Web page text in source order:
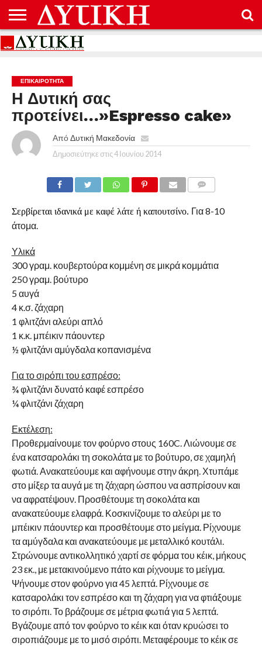
ΑΡΧΙΚΉ
ΕΠΙΚΟΙΝΩΝΊΑ
ΌΡΟΙ
ΠΡΟΣΤΑΣΊΑ
ΕΠΙΚΑΙΡΟΤΗΤΑ
Η Δυτική σας
προτείνει…»Espresso cake»
Από Δυτική Μακεδονία
Δημοσιεύτηκε στις4 Ιουνίου 2014
Σερβίρεται ιδανικά με καφέ λάτε ή καπουτσίνο. Για 8-10
άτομα.
Υλικά
300 γραμ. κουβερτούρα κομμένη σε μικρά κομμάτια
250 γραμ. βούτυρο
5 αυγά
4 κ.σ. ζάχαρη
1 φλιτζάνι αλεύρι απλό
1 κ.κ. μπέικιν πάουvτερ
½ φλιτζάνι αμύγδαλα κοπανισμένα
Για το σιρόπι του εσπρέσο:
¾ φλιτζάνι δυνατό καφέ εσπρέσο
¼ φλιτζάνι ζάχαρη
Εκτέλεση:
Προθερμαίνουμε τον φούρνο στους 160C. Λιώνουμε σε
ένα κατσαρολάκι τη σοκολάτα με το βούτυρο, σε χαμηλή
φωτιά. Ανακατεύουμε και αφήνουμε στην άκρη. Χτυπάμε
στο μίξερ τα αυγά με τη ζάχαρη ώσπου να ασπρίσουν και
να αφρατέψουν. Προσθέτουμε τη σοκολάτα και
ανακατεύουμε ελαφρά. Κοσκινίζουμε το αλεύρι με το
μπέικιν πάουντερ και προσθέτουμε στο μείγμα. Ρίχνουμε
τα αμύγδαλα και ανακατεύουμε με μεταλλικό κουτάλι.
Στρώνουμε αντικολλητικό χαρτί σε φόρμα του κέικ, μήκους
23 εκ., με μετακινούμενο πάτο και ρίχνουμε το μείγμα.
Ψήνουμε στον φούρνο για 45 λεπτά. Ρίχνουμε σε
κατσαρολάκι τον εσπρέσο και τη ζάχαρη για να φτιάξουμε
το σιρόπι. Το βράζουμε σε μέτρια φωτιά για 5 λεπτά.
Βγάζουμε από τον φούρνο το κέικ και όταν κρυώσει το
σιροπιάζουμε με το μισό σιρόπι. Μεταφέρουμε το κέικ σε